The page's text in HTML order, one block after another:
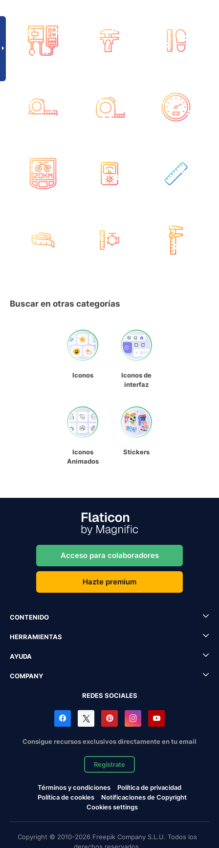
Buscar en otras categorías
Iconos
Iconos de
interfaz
Iconos
Animados
Stickers
Acceso para colaboradores
Hazte premium
CONTENIDO
HERRAMIENTAS
AYUDA
COMPANY
REDES SOCIALES
Consigue recursos exclusivos directamente en tu email
Regístrate
Términos y condiciones
Política de privacidad
Política de cookies
Notificaciones de Copyright
Cookies settings
Copyright © 2010-2026 Freepik Company S.L.U. Todos los